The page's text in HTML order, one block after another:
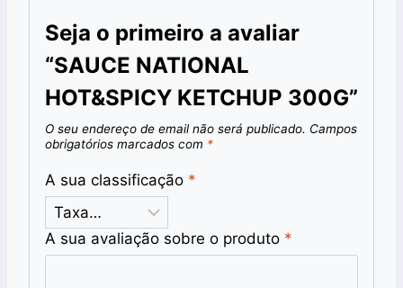
Seja o primeiro a avaliar
“SAUCE NATIONAL
HOT&SPICY KETCHUP 300G”
O seu endereço de email não será publicado. Campos
obrigatórios marcados com *
A sua classificação *
A sua avaliação sobre o produto *